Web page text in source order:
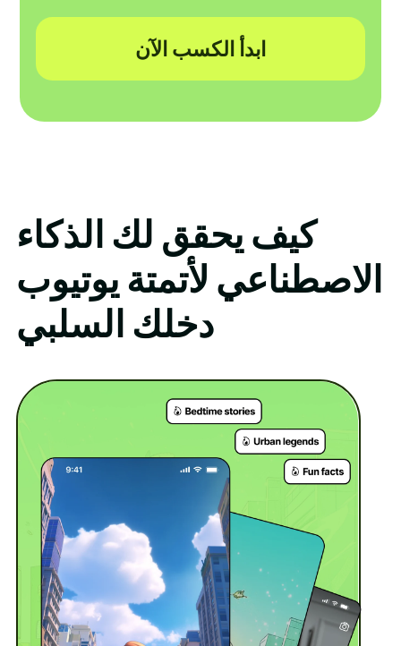
ابدأ الكسب الآن
كيف يحقق لك الذكاء
الاصطناعي لأتمتة يوتيوب
دخلك السلبي